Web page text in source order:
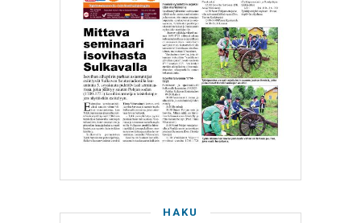
HAKU